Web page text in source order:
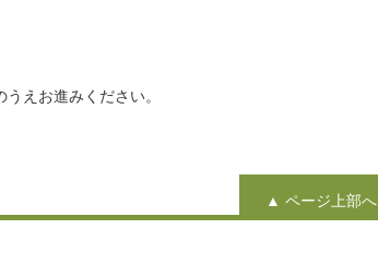
うえ お進みください。
▲ ページ上部へ